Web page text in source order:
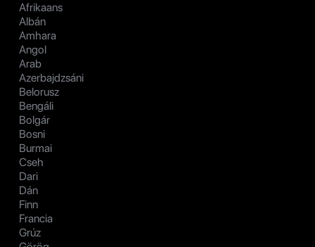
Afrikaans
Albán
Amhara
Angol
Arab
Azerbajdzsáni
Belorusz
Bengáli
Bolgár
Bosni
Burmai
Cseh
Dari
Dán
Finn
Francia
Grúz